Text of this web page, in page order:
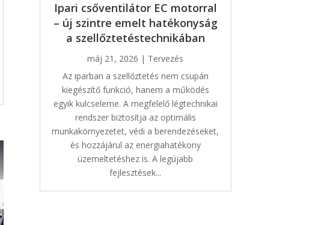
Ipari csőventilátor EC motorral
– új szintre emelt hatékonyság
a szellőztetéstechnikában
máj 21, 2026 | Tervezés
Az iparban a szellőztetés nem csupán
kiegészítő funkció, hanem a működés
egyik kulcseleme. A megfelelő légtechnikai
rendszer biztosítja az optimális
munkakörnyezetet, védi a berendezéseket,
és hozzájárul az energiahatékony
üzemeltetéshez is. A legújabb
fejlesztések...